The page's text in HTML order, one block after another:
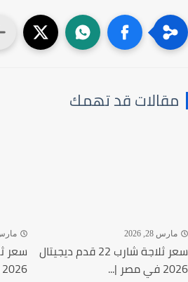
قد تهمك
28, 2026
سعر ثلاجة شارب 22 قدم ديجيتال
|...
مارس 28, 2026
2026 في مصر |...